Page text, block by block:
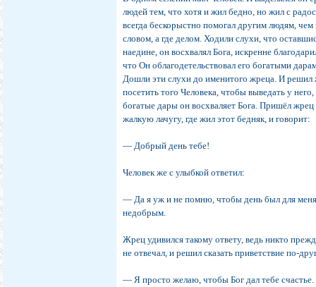
людей тем, что хотя и жил бедно, но жил с
всегда бескорыстно помогал другим людям, чем
словом, а где делом. Ходили слухи, что
наедине, он восхвалял Бога, искренне
что Он облагодетельствовал его богатыми
Дошли эти слухи до именитого жреца. И решил
посетить того Человека, чтобы выведать у него,
богатые дары он восхваляет Бога. Пришёл жрец
жалкую лачугу, где жил этот бедняк, и говорит:
― Добрый день тебе!
Человек же с улыбкой ответил:
― Да я уж и не помню, чтобы день был для
недобрым.
Жрец удивился такому ответу, ведь никто
не отвечал, и решил сказать приветствие по-
― Я просто желаю, чтобы Бог дал тебе счастье.